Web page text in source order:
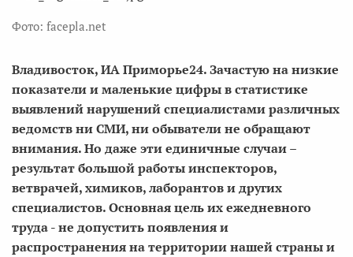
Фото: facepla.net
Владивосток, ИА Приморье24. Зачастую на низкие
показатели и маленькие цифры в статистике
выявлений нарушений специалистами различных
ведомств ни СМИ, ни обыватели не обращают
внимания. Но даже эти единичные случаи –
результат большой работы инспекторов,
ветврачей, химиков, лаборантов и других
специалистов. Основная цель их ежедневного
труда - не допустить появления и
распространения на территории нашей страны и